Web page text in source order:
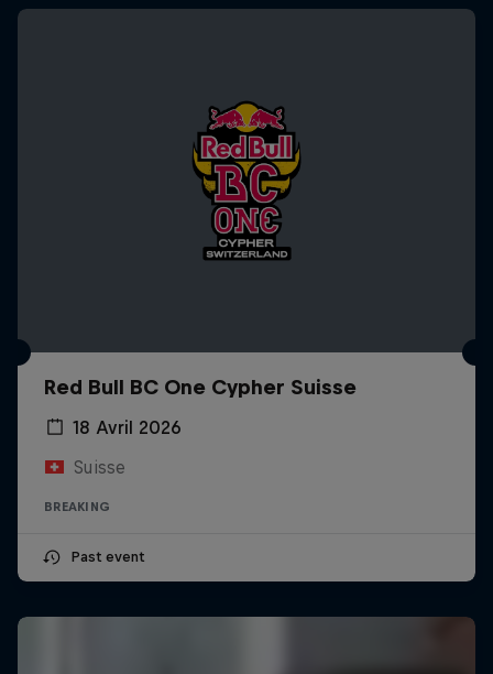
Red Bull BC One Cypher Suisse
18 Avril 2026
Suisse
BREAKING
Past event